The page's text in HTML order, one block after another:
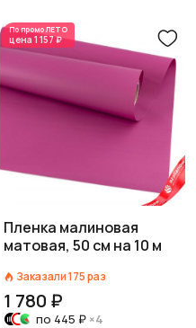
По промоЛЕТО
цена 1 157 ₽
Пленка малиновая
матовая, 50 см на 10 м
Заказали175раз
1 780 ₽
по 445 ₽ ×4